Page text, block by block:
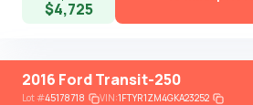
$4,725
2016 Ford Transit-250
Lot#45178718 VIN:1FTYR1ZM4GKA23252